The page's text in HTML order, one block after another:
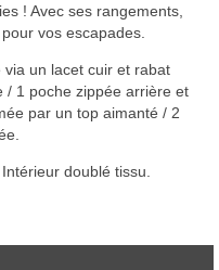
! Avec ses rangements,
vos escapades.
un lacet cuir et rabat
/ 1 poche zippée arrière et
par un top aimanté / 2
doublé tissu.